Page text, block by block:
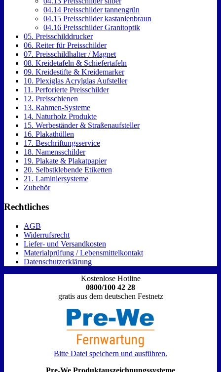
04.14 Preisschilder tannengrün
04.15 Preisschilder kastanienbraun
04.16 Preisschilder Granitoptik
05. Preisschilddrucker
06. Reiter für Preisschilder
07. Preisschildhalter / Magnet
08. Kreidetafeln & Schiefertafeln
09. Kreidestifte & Kreidemarker
10. Plexiglas Acrylglas Aufsteller
11. Perforierte Preisschilder
12. Preisschienen
13. Rahmen-Systeme
14. Naturholz Produkte
15. Werbeständer & Straßenaufsteller
16. Plakathüllen
17. Beschriftungsservice
18. Namensschilder
19. Plakate & Plakatpapier
20. Selbstklebende Etiketten
21. Laminiersysteme
Zubehör
Rechtliches
AGB
Widerrufsrecht
Liefer- und Versandkosten
Materialprüfung / Lebensmittelkontakt
Datenschutzerklärung
Kostenlose Hotline
0800/100 42 28
gratis aus dem deutschen Festnetz
Bitte Datei speichern und ausführen.
Pre-We Produktauszeichnungssysteme